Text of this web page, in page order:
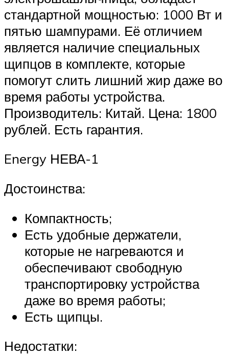
стандартной мощностью: 1000 Вт и
пятью шампурами. Её отличием
является наличие специальных
щипцов в комплекте, которые
помогут слить лишний жир даже во
время работы устройства.
Производитель: Китай. Цена: 1800
рублей. Есть гарантия.
Energy НЕВА-1
Достоинства:
Компактность;
Есть удобные держатели,
которые не нагреваются и
обеспечивают свободную
транспортировку устройства
даже во время работы;
Есть щипцы.
Недостатки: